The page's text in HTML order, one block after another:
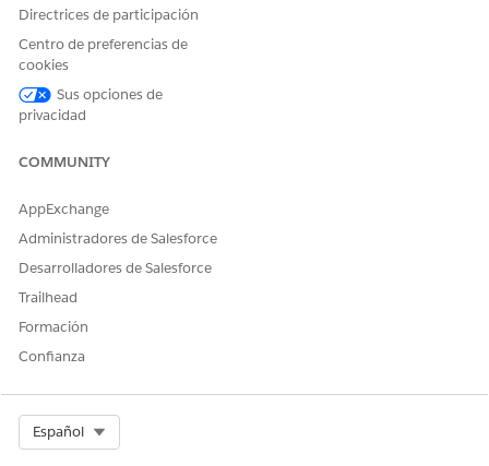
Directrices de participación
Centro de preferencias de
cookies
Sus opciones de
privacidad
COMMUNITY
AppExchange
Administradores de Salesforce
Desarrolladores de Salesforce
Trailhead
Formación
Confianza
Español